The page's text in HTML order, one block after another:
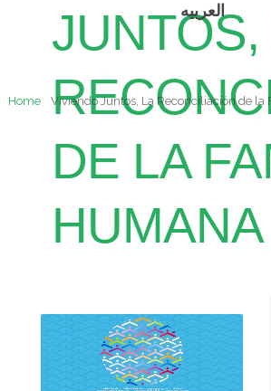
العربيه
DE LA
HUMANA
Home Viviendo Juntos, La Reconciliación de la